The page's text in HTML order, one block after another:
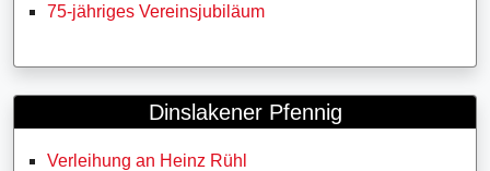
75-jähriges Vereinsjubiläum
Dinslakener Pfennig
Verleihung an Heinz Rühl